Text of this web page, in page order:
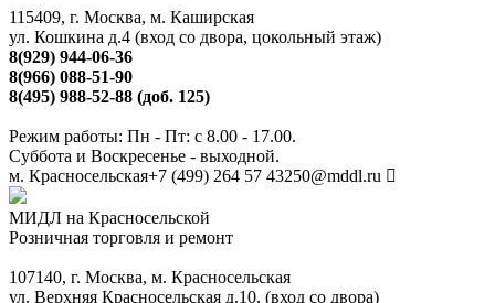
115409, г. Москва, м. Каширская
ул. Кошкина д.4 (вход со двора, цокольный этаж)
8(929) 944-06-36
8(966) 088-51-90
8(495) 988-52-88 (доб. 125)
Режим работы: Пн - Пт: с 8.00 - 17.00.
Суббота и Воскресенье - выходной.
м. Красносельская+7 (499) 264 57 43250@mddl.ru
МИДЛ на Красносельской
Розничная торговля и ремонт
107140, г. Москва, м. Красносельская
ул. Верхняя Красносельская д.10, (вход со двора)